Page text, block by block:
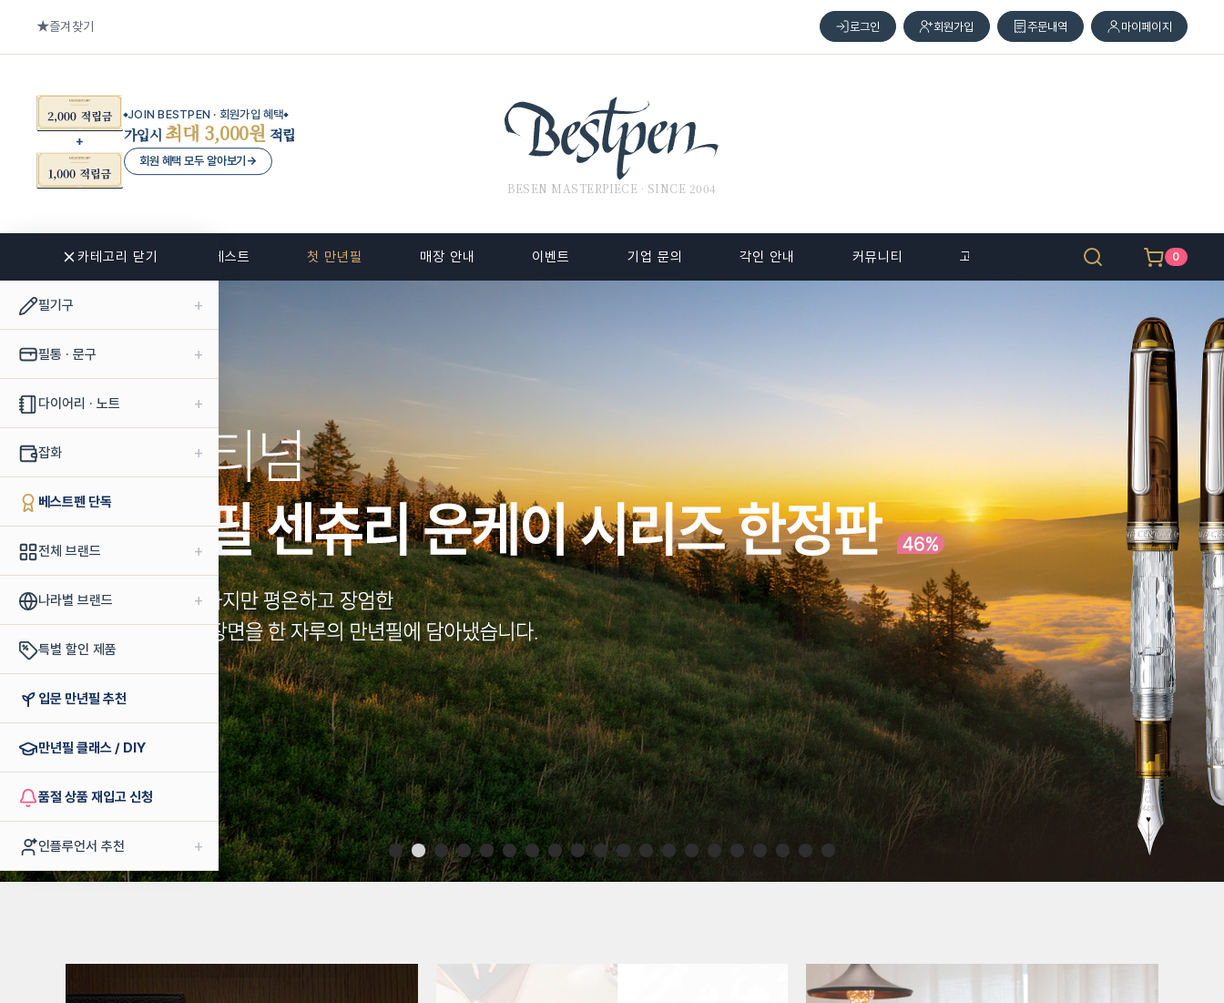
즐겨찾기
JOIN BESTPEN · 회원가입 혜택
가입시 최대 3,000원 적립
회원 혜택 모두 알아보기 →
로그인 회원가입 주문내역 마이페이지
BESEN MASTERPIECE · SINCE 2004
카테고리 닫기
필기구 +
필통 · 문구 +
다이어리 · 노트 +
잡화 +
베스트펜 단독
전체 브랜드 +
나라별 브랜드 +
특별 할인 제품
입문 만년필 추천
만년필 클래스 / DIY
품절 상품 재입고 신청
인플루언서 추천 +
신상품 베스트 첫 만년필 매장 안내 이벤트 기업 문의 각인 안내 커뮤니티 고객 센터 0